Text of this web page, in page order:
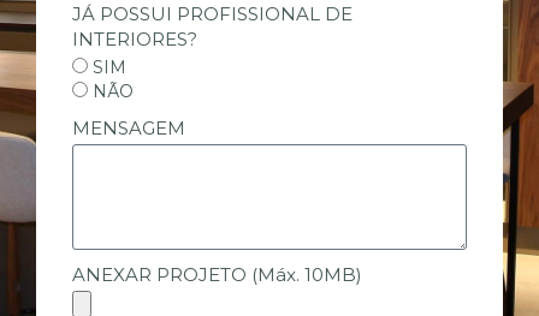
JÁ POSSUI PROFISSIONAL DE
INTERIORES?
SIM
NÃO
MENSAGEM
ANEXAR PROJETO (Máx. 10MB)